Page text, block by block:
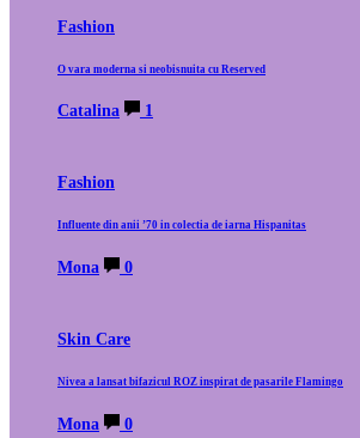
Fashion
O vara moderna si neobisnuita cu Reserved
Catalina 1
Fashion
Influente din anii ’70 in colectia de iarna Hispanitas
Mona 0
Skin Care
Nivea a lansat bifazicul ROZ inspirat de pasarile Flamingo
Mona 0